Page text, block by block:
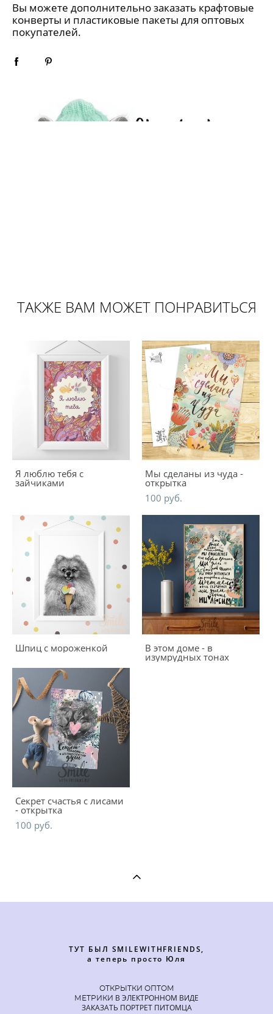
Вы можете дополнительно заказать крафтовые
конверты и пластиковые пакеты для оптовых
покупателей.
ТАКЖЕ ВАМ МОЖЕТ ПОНРАВИТЬСЯ
Я люблю тебя с
зайчиками
Мы сделаны из чуда -
открытка
100 pуб.
Шпиц с мороженкой В этом доме - в
изумрудных тонах
Секрет счастья с лисами
- открытка
100 pуб.
ТУТ БЫЛ SMILEWITHFRIENDS,
а теперь просто Юля
ОТКРЫТКИ ОПТОМ
МЕТРИКИ В ЭЛЕКТРОННОМ ВИДЕ
ЗАКАЗАТЬ ПОРТРЕТ ПИТОМЦА